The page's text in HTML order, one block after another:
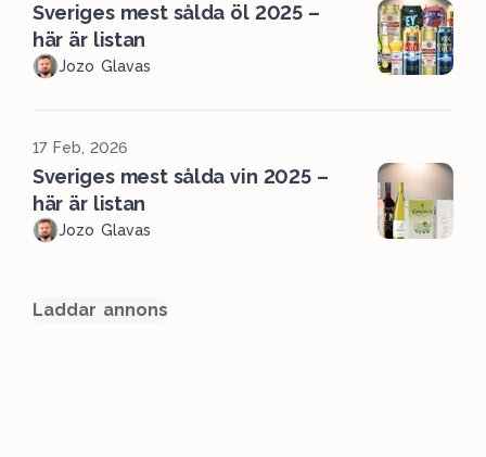
Sveriges mest sålda öl 2025 –
här är listan
Jozo Glavas
17 Feb, 2026
Sveriges mest sålda vin 2025 –
här är listan
Jozo Glavas
Laddar annons